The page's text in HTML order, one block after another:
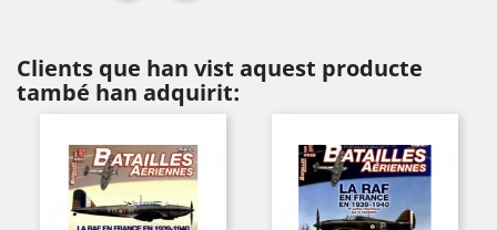
Clients que han vist aquest producte
també han adquirit: